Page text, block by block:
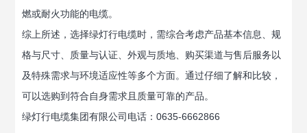
燃或耐火功能的电缆。
综上所述，选择绿灯行电缆时，需综合考虑产品基本信息、规
格与尺寸、质量与认证、外观与质地、购买渠道与售后服务以
及特殊需求与环境适应性等多个方面。通过仔细了解和比较，
可以选购到符合自身需求且质量可靠的产品。
绿灯行电缆集团有限公司电话：0635-6662866